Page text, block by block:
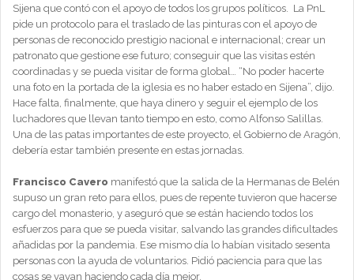
Sijena que contó con el apoyo de todos los grupos políticos. La PnL
pide un protocolo para el traslado de las pinturas con el apoyo de
personas de reconocido prestigio nacional e internacional; crear un
patronato que gestione ese futuro; conseguir que las visitas estén
coordinadas y se pueda visitar de forma global… “No poder hacerte
una foto en la portada de la iglesia es no haber estado en Sijena”, dijo.
Hace falta, finalmente, que haya dinero y seguir el ejemplo de los
luchadores que llevan tanto tiempo en esto, como Alfonso Salillas.
Una de las patas importantes de este proyecto, el Gobierno de Aragón,
debería estar también presente en estas jornadas.
Francisco Cavero manifestó que la salida de la Hermanas de Belén
supuso un gran reto para ellos, pues de repente tuvieron que hacerse
cargo del monasterio, y aseguró que se están haciendo todos los
esfuerzos para que se pueda visitar, salvando las grandes dificultades
añadidas por la pandemia. Ese mismo día lo habían visitado sesenta
personas con la ayuda de voluntarios. Pidió paciencia para que las
cosas se vayan haciendo cada día mejor.